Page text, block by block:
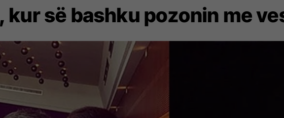
kur së bashku pozonin me